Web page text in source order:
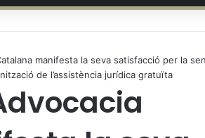
manifesta la seva satisfacció per la
de l’assistència jurídica gratuïta